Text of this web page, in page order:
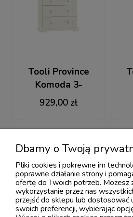
Tooli Province
Komoda 3-
szufladowa
929,00 zł
Dbamy o Twoją
Pliki cookies i pokrewne im
poprawne działanie strony i
ofertę do Twoich potrzeb. Możesz
wykorzystanie przez nas
przejść do sklepu lub dostosować
swoich preferencji, wybierając